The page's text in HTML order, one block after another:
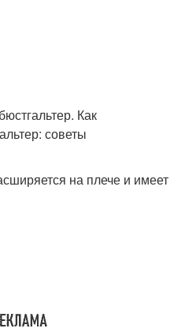
на плече и имеет